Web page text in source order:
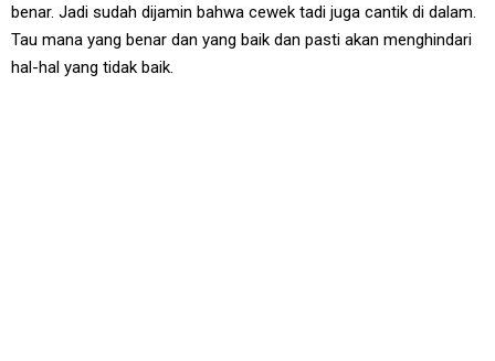
benar. Jadi sudah dijamin bahwa cewek tadi juga cantik di dalam.
Tau mana yang benar dan yang baik dan pasti akan menghindari
hal-hal yang tidak baik.